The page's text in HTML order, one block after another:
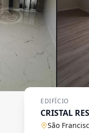
EDIFÍCIO
CRISTAL
São